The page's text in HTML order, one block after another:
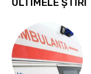
ULTIMELE ȘTIRI